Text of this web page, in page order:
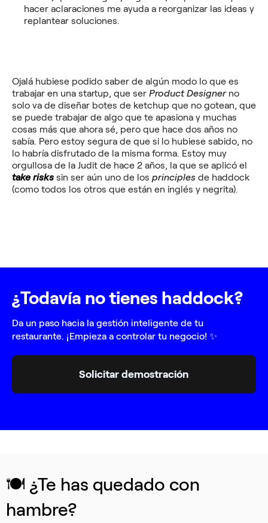
hacer aclaraciones me ayuda a reorganizar las ideas y
replantear soluciones.
Ojalá hubiese podido saber de algún modo lo que es
trabajar en una startup, que ser Product Designerno
solo va de diseñar botes de ketchup que no gotean, que
se puede trabajar de algo que te apasiona y muchas
cosas más que ahora sé, pero que hace dos años no
sabía. Pero estoy segura de que si lo hubiese sabido, no
lo habría disfrutado de la misma forma. Estoy muy
orgullosa de la Judit de hace 2 años, la que se aplicó el
take risks sin ser aún uno de los principles de haddock
(como todos los otros que están en inglés y negrita).
¿Todavía no tienes haddock?
Da un paso hacia la gestión inteligente de tu
restaurante. ¡Empieza a controlar tu negocio! ✨
Solicitar demostración
🍽️ ¿Te has quedado con
hambre?